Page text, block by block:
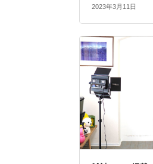
2023年3月11日